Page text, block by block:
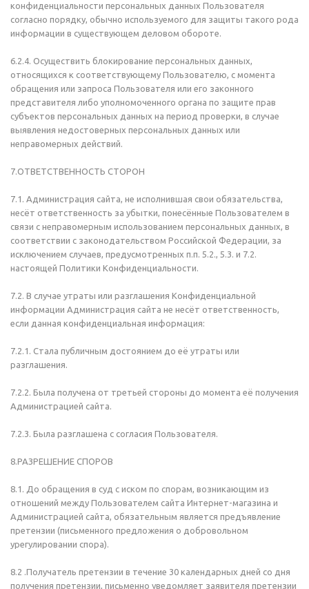
конфиденциальности персональных данных Пользователя
согласно порядку, обычно используемого для защиты такого рода
информации в существующем деловом обороте.
6.2.4. Осуществить блокирование персональных данных,
относящихся к соответствующему Пользователю, с момента
обращения или запроса Пользователя или его законного
представителя либо уполномоченного органа по защите прав
субъектов персональных данных на период проверки, в случае
выявления недостоверных персональных данных или
неправомерных действий.
7.ОТВЕТСТВЕННОСТЬ СТОРОН
7.1. Администрация сайта, не исполнившая свои обязательства,
несёт ответственность за убытки, понесённые Пользователем в
связи с неправомерным использованием персональных данных, в
соответствии с законодательством Российской Федерации, за
исключением случаев, предусмотренных п.п. 5.2., 5.3. и 7.2.
настоящей Политики Конфиденциальности.
7.2. В случае утраты или разглашения Конфиденциальной
информации Администрация сайта не несёт ответственность,
если данная конфиденциальная информация:
7.2.1. Стала публичным достоянием до её утраты или
разглашения.
7.2.2. Была получена от третьей стороны до момента её получения
Администрацией сайта.
7.2.3. Была разглашена с согласия Пользователя.
8.РАЗРЕШЕНИЕ СПОРОВ
8.1. До обращения в суд с иском по спорам, возникающим из
отношений между Пользователем сайта Интернет-магазина и
Администрацией сайта, обязательным является предъявление
претензии (письменного предложения о добровольном
урегулировании спора).
8.2 .Получатель претензии в течение 30 календарных дней со дня
получения претензии, письменно уведомляет заявителя претензии